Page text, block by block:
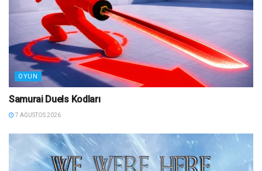
OYUN
Samurai Duels Kodları
7 AĞUSTOS 2026